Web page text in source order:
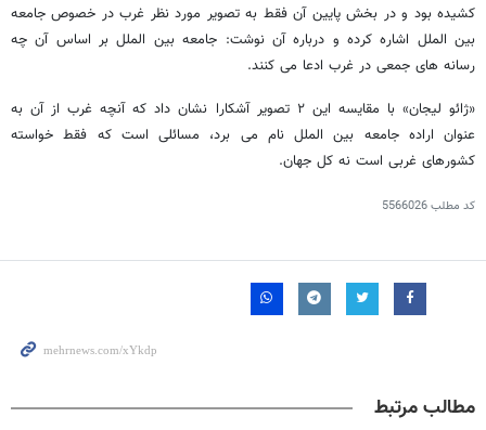
کشیده بود و در بخش پایین آن فقط به تصویر مورد نظر غرب در خصوص جامعه
بین الملل اشاره کرده و درباره آن نوشت: جامعه بین الملل بر اساس آن چه
رسانه های جمعی در غرب ادعا می کنند.
«ژائو لیجان» با مقایسه این ۲ تصویر آشکارا نشان داد که آنچه غرب از آن به
عنوان اراده جامعه بین‌ الملل نام می برد، مسائلی است که فقط خواسته
کشورهای غربی است نه کل جهان.
کد مطلب5566026
مطالب مرتبط